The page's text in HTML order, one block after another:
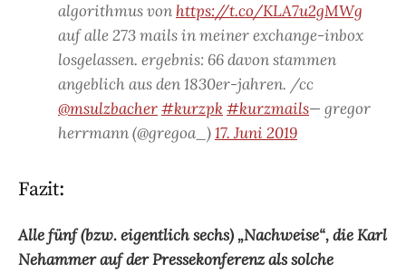
algorithmus von https://t.co/KLA7u2gMWg
auf alle 273 mails in meiner exchange-inbox
losgelassen. ergebnis: 66 davon stammen
angeblich aus den 1830er-jahren. /cc
@msulzbacher#kurzpk#kurzmails— gregor
herrmann (@gregoa_)17. Juni 2019
Fazit:
Alle fünf (bzw. eigentlich sechs) „Nachweise“, die Karl
Nehammer auf der Pressekonferenz als solche